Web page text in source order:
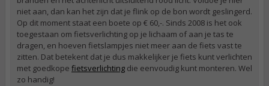
niet aan, dan kan het zijn dat je flink op de bon wordt geslingerd.
Op dit moment staat een boete op € 60,-. Sinds 2008 is het ook
toegestaan om fietsverlichting op je lichaam of aan je tas te
dragen, en hoeven fietslampjes niet meer aan de fiets vast te
zitten. Dat betekent dat je dus makkelijker je fiets kunt verlichten
met goedkope fietsverlichting die eenvoudig kunt monteren. Wel
zo handig!